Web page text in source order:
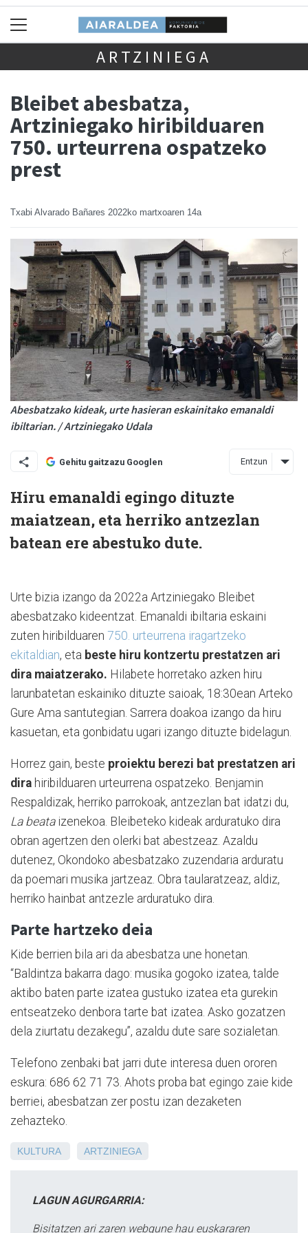
ARTZINIEGA
Bleibet abesbatza,
Artziniegako hiribilduaren
750. urteurrena ospatzeko
prest
Txabi Alvarado Bañares 2022ko martxoaren 14a
Abesbatzako kideak, urte hasieran eskainitako emanaldi
ibiltarian. / Artziniegako Udala
Gehitu gaitzazu Googlen Entzun
Hiru emanaldi egingo dituzte
maiatzean, eta herriko antzezlan
batean ere abestuko dute.
Urte bizia izango da 2022a Artziniegako Bleibet
abesbatzako kideentzat. Emanaldi ibiltaria eskaini
zuten hiribilduaren 750. urteurrena iragartzeko
ekitaldian, eta beste hiru kontzertu prestatzen ari
dira maiatzerako. Hilabete horretako azken hiru
larunbatetan eskainiko dituzte saioak, 18:30ean Arteko
Gure Ama santutegian. Sarrera doakoa izango da hiru
kasuetan, eta gonbidatu ugari izango dituzte bidelagun.
Horrez gain, beste proiektu berezi bat prestatzen ari
dira hiribilduaren urteurrena ospatzeko. Benjamin
Respaldizak, herriko parrokoak, antzezlan bat idatzi du,
La beataizenekoa. Bleibeteko kideak arduratuko dira
obran agertzen den olerki bat abestzeaz. Azaldu
dutenez, Okondoko abesbatzako zuzendaria arduratu
da poemari musika jartzeaz. Obra taularatzeaz, aldiz,
herriko hainbat antzezle arduratuko dira.
Parte hartzeko deia
Kide berrien bila ari da abesbatza une honetan.
“Baldintza bakarra dago: musika gogoko izatea, talde
aktibo baten parte izatea gustuko izatea eta gurekin
entseatzeko denbora tarte bat izatea. Asko gozatzen
dela ziurtatu dezakegu”, azaldu dute sare sozialetan.
Telefono zenbaki bat jarri dute interesa duen ororen
eskura: 686 62 71 73. Ahots proba bat egingo zaie kide
berriei, abesbatzan zer postu izan dezaketen
zehazteko.
KULTURA ARTZINIEGA
LAGUN AGURGARRIA:
Bisitatzen ari zaren webgune hau euskararen